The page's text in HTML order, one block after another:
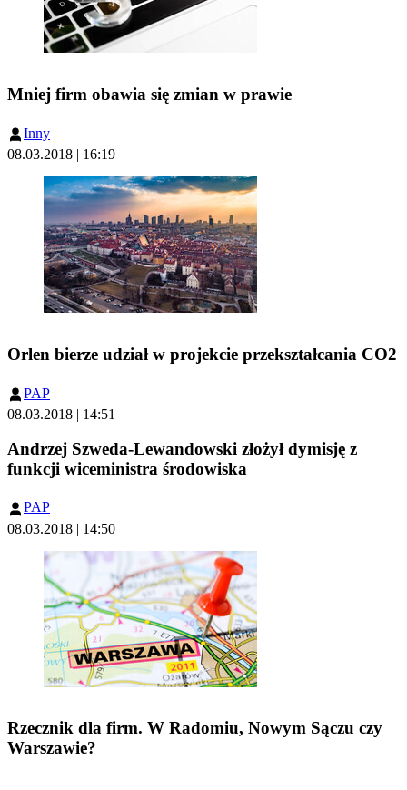
Mniej firm obawia się zmian w prawie
Inny
08.03.2018 | 16:19
Orlen bierze udział w projekcie przekształcania CO2
PAP
08.03.2018 | 14:51
Andrzej Szweda-Lewandowski złożył dymisję z
funkcji wiceministra środowiska
PAP
08.03.2018 | 14:50
Rzecznik dla firm. W Radomiu, Nowym Sączu czy
Warszawie?